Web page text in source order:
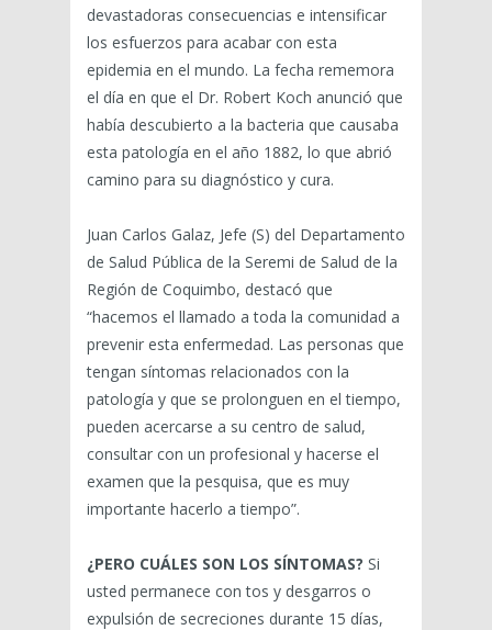
devastadoras consecuencias e intensificar
los esfuerzos para acabar con esta
epidemia en el mundo. La fecha rememora
el día en que el Dr. Robert Koch anunció que
había descubierto a la bacteria que causaba
esta patología en el año 1882, lo que abrió
camino para su diagnóstico y cura.
Juan Carlos Galaz, Jefe (S) del Departamento
de Salud Pública de la Seremi de Salud de la
Región de Coquimbo, destacó que
“hacemos el llamado a toda la comunidad a
prevenir esta enfermedad. Las personas que
tengan síntomas relacionados con la
patología y que se prolonguen en el tiempo,
pueden acercarse a su centro de salud,
consultar con un profesional y hacerse el
examen que la pesquisa, que es muy
importante hacerlo a tiempo”.
¿PERO CUÁLES SON LOS SÍNTOMAS? Si
usted permanece con tos y desgarros o
expulsión de secreciones durante 15 días,